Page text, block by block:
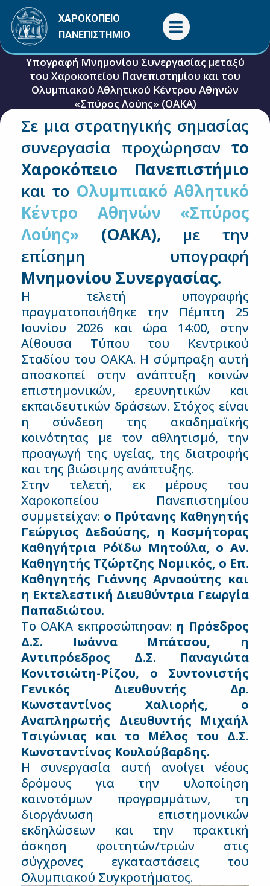
Μετάβαση
στο
περιεχόμενο
ΧΑΡΟΚΟΠΕΙΟ
ΠΑΝΕΠΙΣΤΗΜΙΟ
Υπογραφή Μνημονίου Συνεργασίας μεταξύ
του Χαροκοπείου Πανεπιστημίου και του
Ολυμπιακού Αθλητικού Κέντρου Αθηνών
«Σπύρος Λούης» (ΟΑΚΑ)
29 Ιουνίου, 2026 Γενικές,Μνημόνια
Σε μια στρατηγικής σημασίας
συνεργασία προχώρησαν το
Χαροκόπειο Πανεπιστήμιο
και το Ολυμπιακό Αθλητικό
Κέντρο Αθηνών «Σπύρος
Λούης»
(ΟΑΚΑ), με την
επίσημη υπογραφή
Μνημονίου Συνεργασίας.
Η τελετή υπογραφής
πραγματοποιήθηκε την Πέμπτη 25
Ιουνίου 2026 και ώρα 14:00, στην
Αίθουσα Τύπου του Κεντρικού
Σταδίου του ΟΑΚΑ. Η σύμπραξη αυτή
αποσκοπεί στην ανάπτυξη κοινών
επιστημονικών, ερευνητικών και
εκπαιδευτικών δράσεων. Στόχος είναι
η σύνδεση της ακαδημαϊκής
κοινότητας με τον αθλητισμό, την
προαγωγή της υγείας, της διατροφής
και της βιώσιμης ανάπτυξης.
Στην τελετή, εκ μέρους του
Χαροκοπείου Πανεπιστημίου
συμμετείχαν: ο Πρύτανης Καθηγητής
Γεώργιος Δεδούσης, η Κοσμήτορας
Καθηγήτρια Ρόϊδω Μητούλα, ο Αν.
Καθηγητής Τζώρτζης Νομικός, ο Επ.
Καθηγητής Γιάννης Αρναούτης και
η Εκτελεστική Διευθύντρια Γεωργία
Παπαδιώτου.
Το ΟΑΚΑ εκπροσώπησαν: η Πρόεδρος
Δ.Σ. Ιωάννα Μπάτσου, η
Αντιπρόεδρος Δ.Σ. Παναγιώτα
Κονιτσιώτη-Ρίζου, ο Συντονιστής
Γενικός Διευθυντής Δρ.
Κωνσταντίνος Χαλιορής, ο
Αναπληρωτής Διευθυντής Μιχαήλ
Τσιγώνιας και τo Μέλος του Δ.Σ.
Κωνσταντίνος Κουλούβαρδης.
Η συνεργασία αυτή ανοίγει νέους
δρόμους για την υλοποίηση
καινοτόμων προγραμμάτων, τη
διοργάνωση επιστημονικών
εκδηλώσεων και την πρακτική
άσκηση φοιτητών/τριών στις
σύγχρονες εγκαταστάσεις του
Ολυμπιακού Συγκροτήματος.